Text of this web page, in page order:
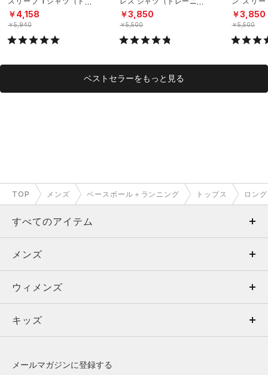
ーニング/MEN）
￥4,158
￥5,940
グ/MEN）
￥3,850
￥5,500
（トレー
￥3,850
￥5,500
ベストセラーをもっと見る
TOP メンズ ベースボール＋ランニング トップス ロン
すべてのアイテム
メンズ
ウィメンズ
キッズ
メンズ
トップス
ボトムス
ウィメンズ
トップス
キッズ
メールマガジンに登録する